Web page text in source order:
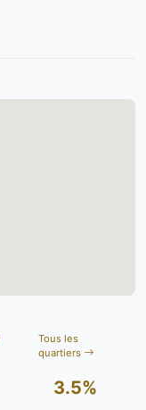
Tous les
quartiers
3.5%